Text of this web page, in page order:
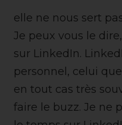
elle ne nous sert
Je peux vous le
sur LinkedIn.
personnel, celui
en tout cas très
faire le buzz. Je ne